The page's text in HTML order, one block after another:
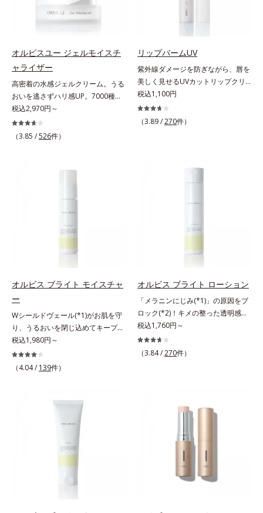
年齢に応じたお手入れのこと*4 う
るおいによる*5 乾燥、ハリ・ツヤ
ロニセラカエルレア果汁、ノバラエ
キス配合＝うるおいを与えハリと透
明感に満ちた肌へ導く保湿成分*9
メマツヨイグサ抽出液、スイカズラ
エキス配合＝角層のすみずみまで水
分・油分を保ち、ハリ・ツヤを与え
る保湿成分*10 気持ちのこと各商品
の詳しい情報は商品ページをご覧く
層の範囲内*3 スキンプロテクト※
複合成分配合＝肌を保護し、乾燥を
防ぐ複合成分 ※ ビルベリー葉エ
皮エキス*4 グリセリルグルコシド
（保湿成分）、（ジメチコン／ビニ
ルジメチコン）クロスポリマー、ジ
メチコン（カバー成分）*5 アクリ
レーツコポリマー
合された保湿成分。一瞬取り去るだ
けのケアに留まらず、洗うたびにく
整え、パールエキス(*3)とヒアルロ
ン酸(*4)がうるおって透き通るよう
な透明感を叶えます。顔色がどんよ
りしている、ファンデのノリがイマ
イチ、肌のざらつきやくすみが気に
なる、化粧水が肌になじまな
い……。こんなお悩みが気になると
きに。週に1～4回、いつもの洗顔料
を除去することで健やかな肌を保
ち、うるおいを保つことで肌を整え
ること*3 加水分解コンキオリン*4
ヒアルロン酸Na
テノール(*3)」を国内唯一(*4)、高
濃度で配合。角層のバリア機能にア
プローチして肌荒れを防ぎ、肌不調
にゆらがない肌を叶えます。そし
成分「MCアクティベーター
(*5)」。肌のうるおいを引き出し・
高めて、ハリ感あふれる肌へと導き
ます。うるおいに満ちたゆらがない
肌をご体感いただくために設計され
れのこと*3 デクスパンテノール
べ*5 オトギリソウエキス配合＝肌
にうるおいを与え、うるおいに満ち
オルビスユー ジェルモイスチ
ャライザー
高密着の水感ジェルクリーム。うる
おいを逃さずハリ感UP。7000種を
超える成分から厳選し、「うるおい
の質(*1)」に着目した初期エイジン
グケア(*2)シリーズオルビスユーは
リーズです。「うるおいの質」に着
ンテノール(*3)」を国内唯一(*4)、
高濃度で配合。角層のバリア機能に
アプローチして肌荒れを防ぎ、肌不
て、独自研究に基づいたアプローチ
(*5)」。肌のうるおいを引き出し・
高めて、ハリ感あふれる肌へと導き
ます。うるおいに満ちたゆらがない
肌をご体感いただくために設計され
た3ステップで、いつも力強く美し
くあり続けるあなたを応援します。
れのこと*3 デクスパンテノール
W*4 2022年5月 Mintel社データベ
ース及び先行技術調査による当社調
べ*5 オトギリソウエキス配合＝肌
にうるおいを与え、うるおいに満ち
たハリツヤ肌へ導く保湿成分
税込2,970円～
（3.85 /526件）
リップバームUV
紫外線ダメージを防ぎながら、唇を
美しく見せるUVカットリップクリ
ーム。UV対策を忘れがちな唇に。
紫外線をカットしながら、顔色をパ
ッと明るく見せるUVカットリップ
SPF25・PA++のUVカット効果のあ
るリップクリームで、顔だけでなく
種類の保湿成分（加水分解コラーゲ
いるから、カサつき・くすみ(*)など
ち。通常色は、どんな肌色にも似合
うカラーで、唇を美しく魅せながら
ケアします。マスクに色移りしにく
いので、気兼ねなく使えます。口紅
の下地としてもおすすめです。
税込1,100円
（3.89 /270件）
オルビス ブライト モイスチャ
ー
Wシールドヴェール(*1)がお肌を守
り、うるおいを閉じ込めてキープす
る美白(*2)保湿液。業界初(*3)知見
「メラニンの第三のルート」である
「横のひろがり」に着目して、全方
てしまった紫外線ダメージをきっか
けに、肌深く(*6)では「メラニンに
じみ(*7)」が発現。シミやそばかす
という「点」だけでなく、透明感の
なさなどの「面」での透明感を阻害
する原因を引き起こしていることが
ライト シリーズは「メラニンにじ
税込1,980円～
（4.04 / 139件）
オルビス ブライト ローション
「メラニンにじみ(*1)」の原因をブ
ロック(*2)！キメの整った透明感
(*3)のある肌印象へ導く美白(*2)化
粧水。業界初(*4)知見「メラニンの
第三のルート」である「横のひろが
では「メラニンにじみ(*1)」が発
けでなく、透明感のなさなどの
「面」での透明感を阻害する原因を
引き起こしていることがわかりまし
た。そこでオルビス ブライト シリ
ーズは「メラニンにじみ」に着目し
用。肌奥(*6)まで浸透し、シミやソ
税込1,760円～
（3.84 /270件）